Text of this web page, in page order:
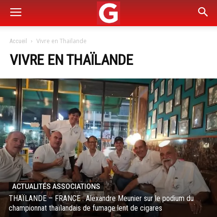
Accueil Vivre en Thaïlande
VIVRE EN THAÏLANDE
ACTUALITÉS ASSOCIATIONS
THAÏLANDE – FRANCE : Alexandre Meunier sur le podium du
championnat thaïlandais de fumage lent de cigares